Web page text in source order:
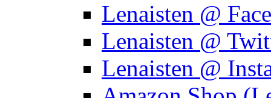
Lenaisten @
Lenaisten @
Lenaisten @